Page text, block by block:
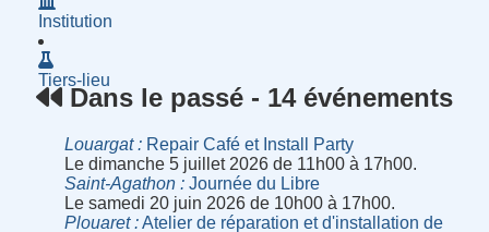
Institution
Tiers-lieu
Dans le passé - 14 événements
Louargat
Repair Café et Install Party
Le dimanche 5 juillet 2026 de 11h00 à 17h00.
Saint-Agathon
Journée du Libre
Le samedi 20 juin 2026 de 10h00 à 17h00.
Plouaret
Atelier de réparation et d'installation de